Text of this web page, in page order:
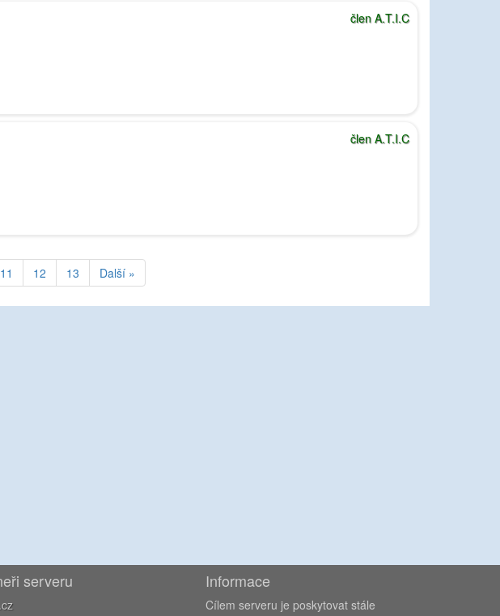
člen A.T.I.C
člen A.T.I.C
11 12 13 Další »
serveru Informace
Cílem serveru je poskytovat stále